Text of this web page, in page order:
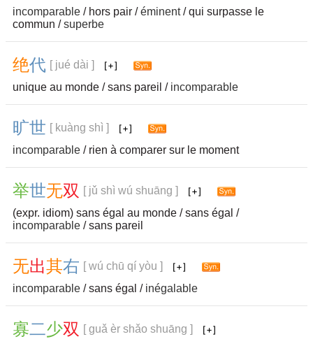
incomparable / hors pair /éminent/ qui surpasse le
commun /superbe
绝代 [ jué dài ]
unique au monde / sans pareil / incomparable
旷世 [ kuàng shì ]
incomparable / rien à comparer sur le moment
举世无双 [ jǔ shì wú shuāng ]
(expr. idiom) sans égal au monde / sans égal /
incomparable / sans pareil
无出其右 [ wú chū qí yòu ]
incomparable / sans égal / inégalable
寡二少双 [ guǎ èr shǎo shuāng ]